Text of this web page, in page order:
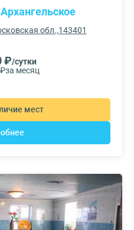
обл.,143401
₽/сутки
за месяц
мест